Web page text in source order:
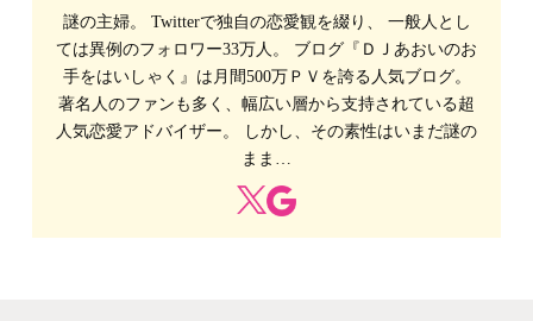
謎の主婦。 Twitterで独自の恋愛観を綴り、 一般人とし
ては異例のフォロワー33万人。 ブログ『ＤＪあおいのお
手をはいしゃく』は月間500万ＰＶを誇る人気ブログ。
著名人のファンも多く、幅広い層から支持されている超
人気恋愛アドバイザー。 しかし、その素性はいまだ謎の
まま…